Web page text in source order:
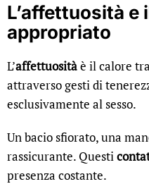
L’affettuosità
appropriato
L’affettuositàè il calore
attraverso gesti di
esclusivamente al sesso.
Un bacio sfiorato, una
rassicurante. Questi
presenza costante.